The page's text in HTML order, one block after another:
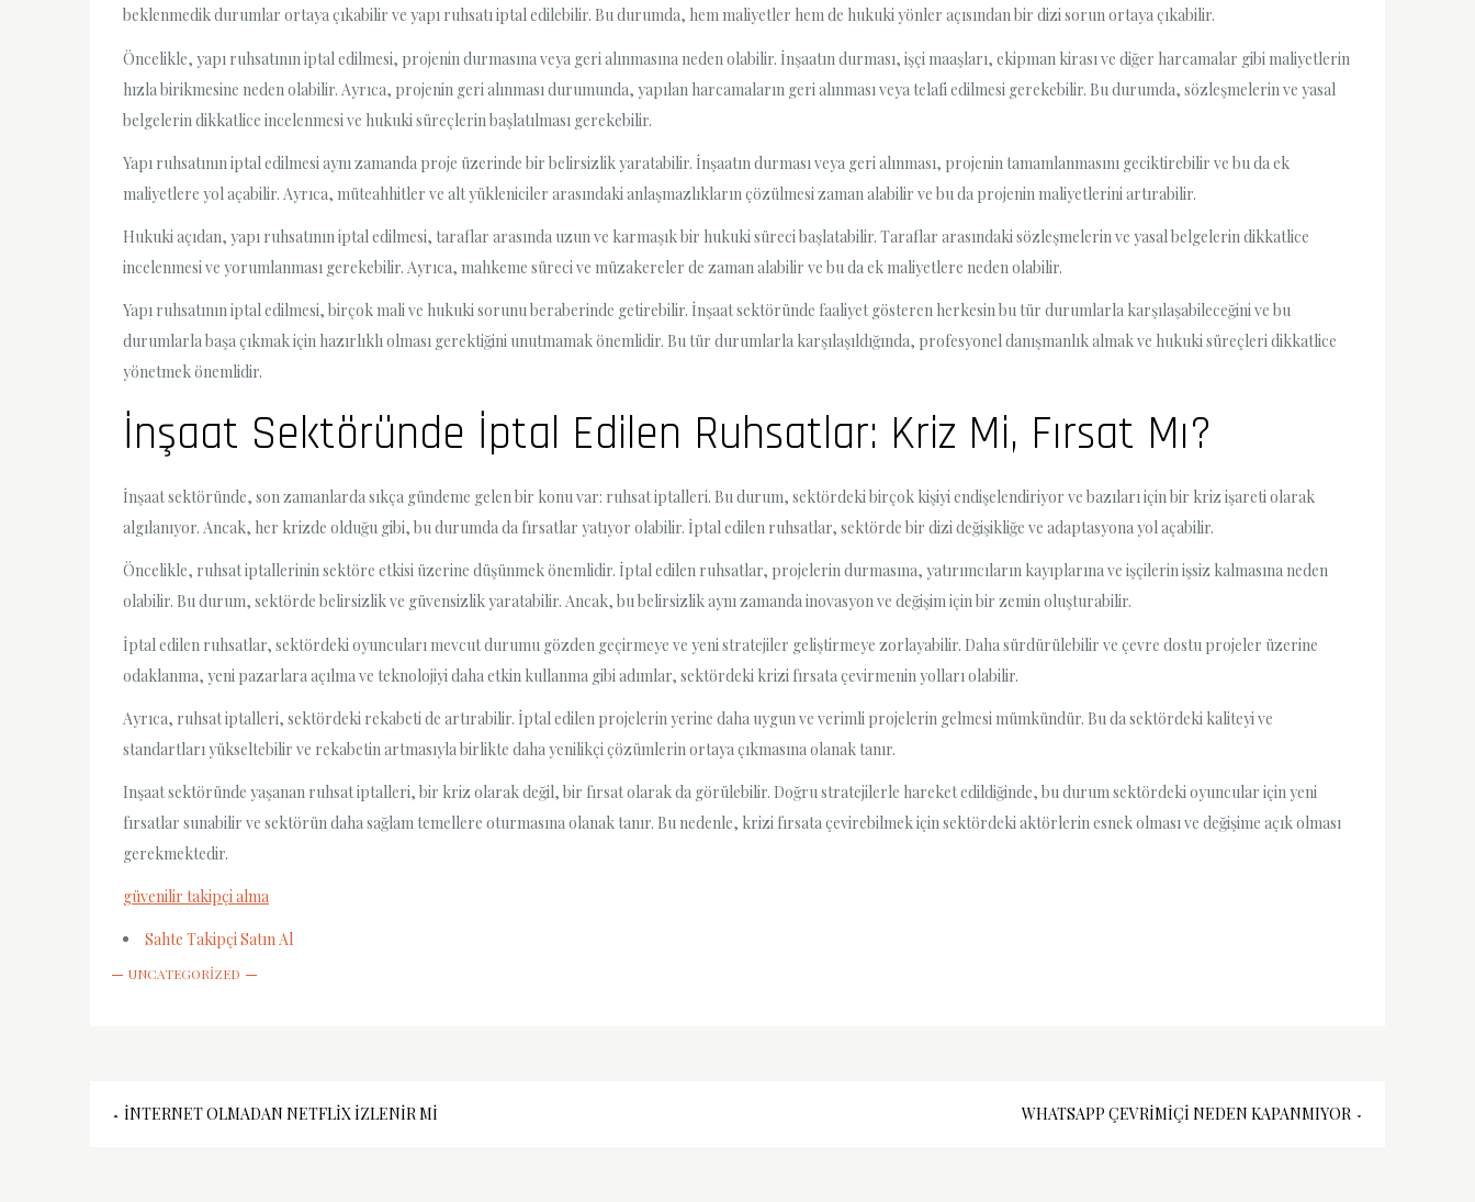
beklenmedik durumlar ortaya çıkabilir ve yapı ruhsatı iptal edilebilir. Bu durumda, hem maliyetler hem de hukuki yönler açısından bir dizi sorun ortaya çıkabilir.
Öncelikle, yapı ruhsatının iptal edilmesi, projenin durmasına veya geri alınmasına neden olabilir. İnşaatın durması, işçi maaşları, ekipman kirası ve diğer harcamalar gibi maliyetlerin
hızla birikmesine neden olabilir. Ayrıca, projenin geri alınması durumunda, yapılan harcamaların geri alınması veya telafi edilmesi gerekebilir. Bu durumda, sözleşmelerin ve yasal
belgelerin dikkatlice incelenmesi ve hukuki süreçlerin başlatılması gerekebilir.
Yapı ruhsatının iptal edilmesi aynı zamanda proje üzerinde bir belirsizlik yaratabilir. İnşaatın durması veya geri alınması, projenin tamamlanmasını geciktirebilir ve bu da ek
maliyetlere yol açabilir. Ayrıca, müteahhitler ve alt yükleniciler arasındaki anlaşmazlıkların çözülmesi zaman alabilir ve bu da projenin maliyetlerini artırabilir.
Hukuki açıdan, yapı ruhsatının iptal edilmesi, taraflar arasında uzun ve karmaşık bir hukuki süreci başlatabilir. Taraflar arasındaki sözleşmelerin ve yasal belgelerin dikkatlice
incelenmesi ve yorumlanması gerekebilir. Ayrıca, mahkeme süreci ve müzakereler de zaman alabilir ve bu da ek maliyetlere neden olabilir.
Yapı ruhsatının iptal edilmesi, birçok mali ve hukuki sorunu beraberinde getirebilir. İnşaat sektöründe faaliyet gösteren herkesin bu tür durumlarla karşılaşabileceğini ve bu
durumlarla başa çıkmak için hazırlıklı olması gerektiğini unutmamak önemlidir. Bu tür durumlarla karşılaşıldığında, profesyonel danışmanlık almak ve hukuki süreçleri dikkatlice
yönetmek önemlidir.
İnşaat Sektöründe İptal Edilen Ruhsatlar: Kriz Mi, Fırsat Mı?
İnşaat sektöründe, son zamanlarda sıkça gündeme gelen bir konu var: ruhsat iptalleri. Bu durum, sektördeki birçok kişiyi endişelendiriyor ve bazıları için bir kriz işareti olarak
algılanıyor. Ancak, her krizde olduğu gibi, bu durumda da fırsatlar yatıyor olabilir. İptal edilen ruhsatlar, sektörde bir dizi değişikliğe ve adaptasyona yol açabilir.
Öncelikle, ruhsat iptallerinin sektöre etkisi üzerine düşünmek önemlidir. İptal edilen ruhsatlar, projelerin durmasına, yatırımcıların kayıplarına ve işçilerin işsiz kalmasına neden
olabilir. Bu durum, sektörde belirsizlik ve güvensizlik yaratabilir. Ancak, bu belirsizlik aynı zamanda inovasyon ve değişim için bir zemin oluşturabilir.
İptal edilen ruhsatlar, sektördeki oyuncuları mevcut durumu gözden geçirmeye ve yeni stratejiler geliştirmeye zorlayabilir. Daha sürdürülebilir ve çevre dostu projeler üzerine
odaklanma, yeni pazarlara açılma ve teknolojiyi daha etkin kullanma gibi adımlar, sektördeki krizi fırsata çevirmenin yolları olabilir.
Ayrıca, ruhsat iptalleri, sektördeki rekabeti de artırabilir. İptal edilen projelerin yerine daha uygun ve verimli projelerin gelmesi mümkündür. Bu da sektördeki kaliteyi ve
standartları yükseltebilir ve rekabetin artmasıyla birlikte daha yenilikçi çözümlerin ortaya çıkmasına olanak tanır.
Inşaat sektöründe yaşanan ruhsat iptalleri, bir kriz olarak değil, bir fırsat olarak da görülebilir. Doğru stratejilerle hareket edildiğinde, bu durum sektördeki oyuncular için yeni
fırsatlar sunabilir ve sektörün daha sağlam temellere oturmasına olanak tanır. Bu nedenle, krizi fırsata çevirebilmek için sektördeki aktörlerin esnek olması ve değişime açık olması
gerekmektedir.
güvenilir takipçi alma
Sahte Takipçi Satın Al
UNCATEGORIZED
Yazı
İNTERNET OLMADAN NETFLIX IZLENIR MI WHATSAPP ÇEVRIMIÇI NEDEN KAPANMIYOR